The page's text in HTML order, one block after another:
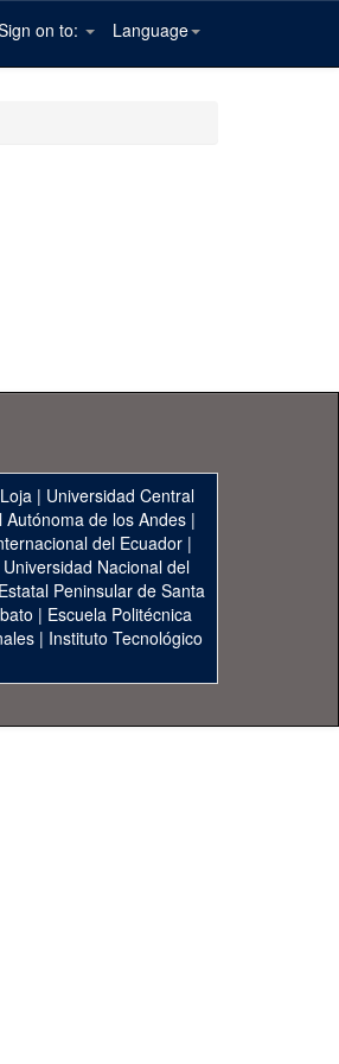
Language
on to:
| Universidad Central
de los Andes|
del Ecuador|
Universidad Nacional del
Peninsular de Santa
| Escuela Politécnica
| Instituto Tecnológico